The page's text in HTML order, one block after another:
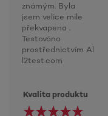
známým. Byla
jsem velice mile
překvapena .
Testováno
prostřednictvím Al
l2test.com
Kvalita produktu